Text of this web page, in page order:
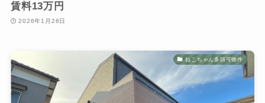
賃料13万円
2026年1月26日
ねこちゃん多頭可物件